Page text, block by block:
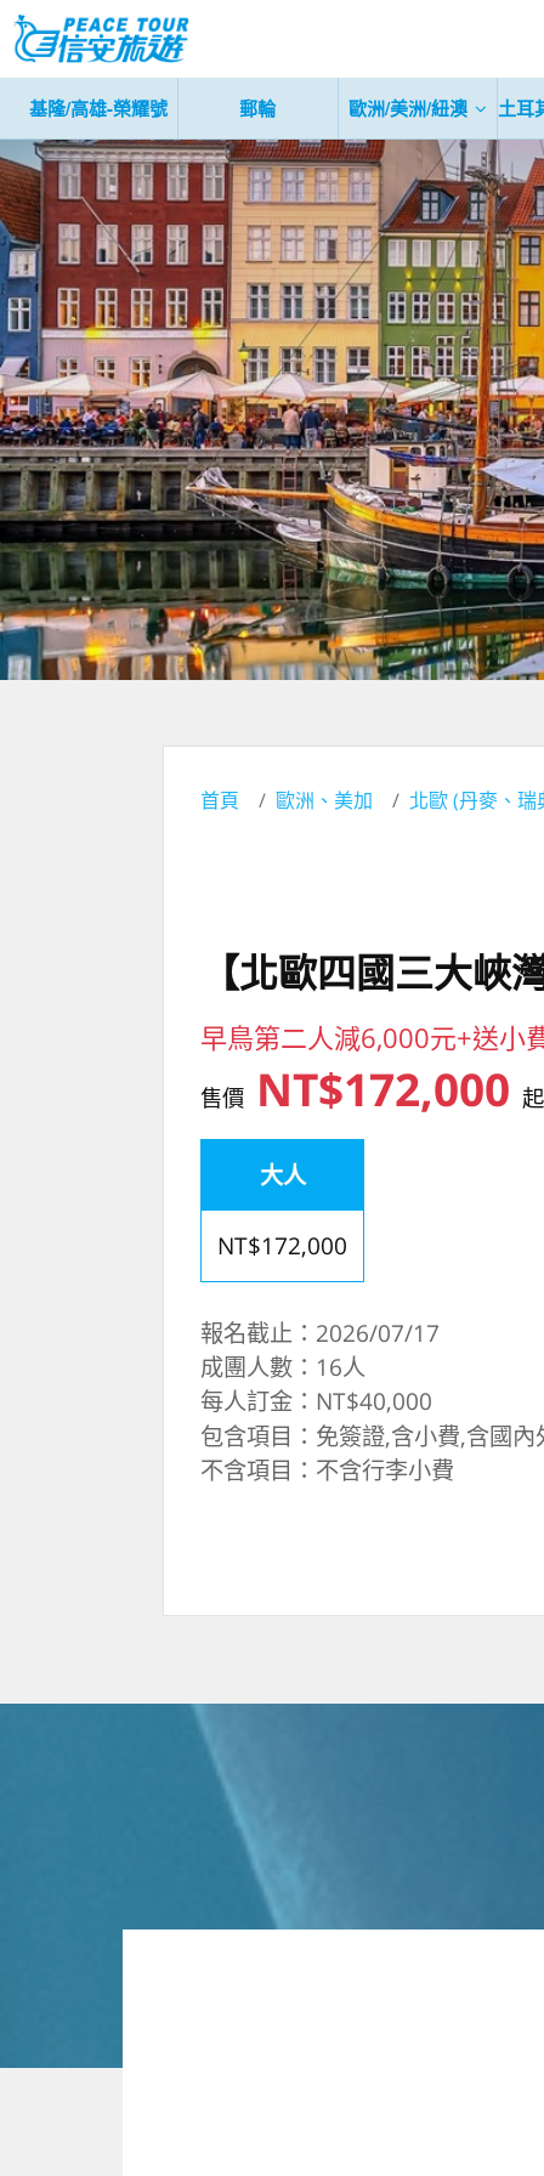
基隆/高雄-榮耀號 郵輪 歐洲/美洲/紐澳 土耳
首頁 歐洲、美加 北歐 (丹麥、
【北歐四國三大峽
早鳥第二人減6,000元+送小
售價 NT$172,000起
大人
NT$172,000
報名截止：2026/07/17
成團人數：16人
每人訂金：NT$40,000
包含項目：免簽證,含小費,含國內
不含項目：不含行李小費